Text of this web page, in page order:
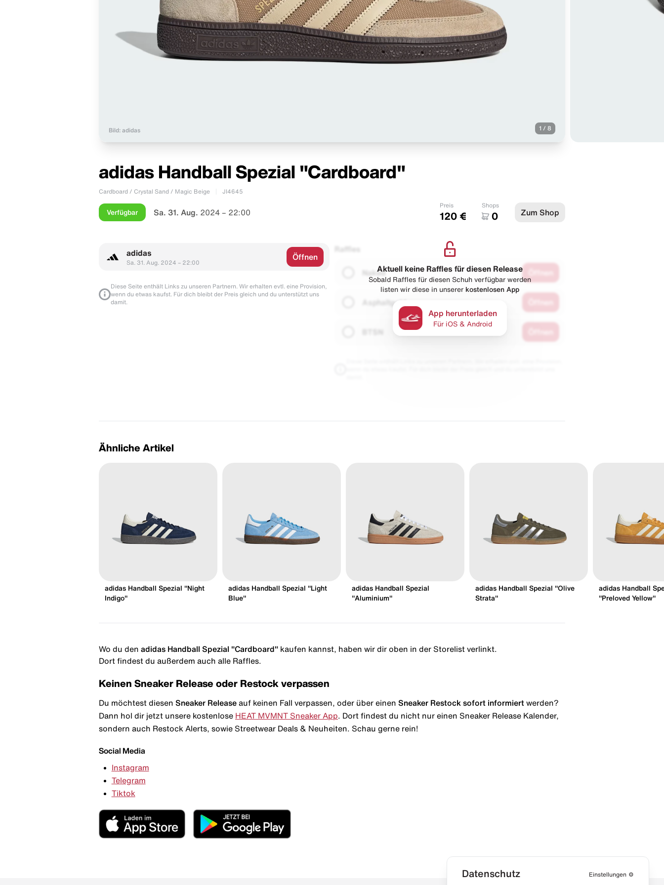
Bild: adidas 1 / 8
adidas Handball Spezial "Cardboard"
Cardboard / Crystal Sand / Magic Beige JI4645
Verfügbar Sa. 31. Aug. 2024 – 22:00
Preis
120 €
Shops
0 Zum Shop
adidas
Sa. 31. Aug. 2024 – 22:00
Öffnen
Diese Seite enthält Links zu unseren Partnern. Wir erhalten evtl. eine Provision,
wenn du etwas kaufst. Für dich bleibt der Preis gleich und du unterstützt uns
damit.
Raffles
Naked
Asphaltgold
Aktuell keine Raffles für diesen Release
Sobald Raffles für diesen Schuh verfügbar werden
listen wir diese in unserer kostenlosen App
App herunterladen
Für iOS & Android
Ähnliche Artikel
adidas Handball Spezial "Night
Indigo"
adidas Handball Spezial "Light
Blue"
adidas Handball Spezial
"Aluminium"
adidas Handball Spezial "Olive
Strata"
adidas Handball
"Preloved Yellow"
Wo du den adidas Handball Spezial "Cardboard" kaufen kannst, haben wir dir oben in der Storelist verlinkt.
Dort findest du außerdem auch alle Raffles.
Keinen Sneaker Release oder Restock verpassen
Du möchtest diesen Sneaker Release auf keinen Fall verpassen, oder über einen Sneaker Restock sofort informiert werden?
Dann hol dir jetzt unsere kostenlose HEAT MVMNT Sneaker App . Dort findest du nicht nur einen Sneaker Release Kalender,
sondern auch Restock Alerts, sowie Streetwear Deals & Neuheiten. Schau gerne rein!
Social Media
Instagram
Telegram
Tiktok
Datenschutz Einstellungen ⚙️